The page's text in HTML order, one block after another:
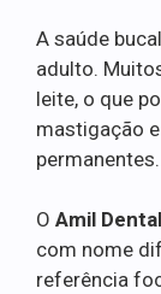
A saúde
adulto.
leite, o que
mastigação
permanentes.
O Amil
com nome
referência